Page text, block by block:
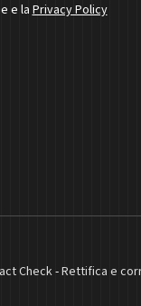
e la Privacy Policy
Check-Rettifica e